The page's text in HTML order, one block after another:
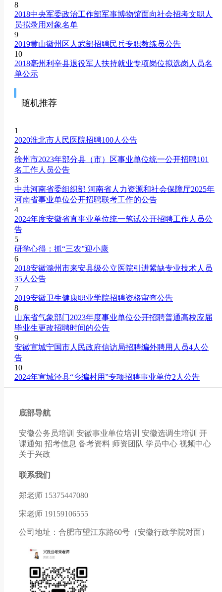
8
2018中央军委政治工作部军事博物馆面向社会招考文职人
员拟录用对象名单
9
2019黄山徽州区人武部招聘民兵专职教练员公告
10
2018亳州利辛县退役军人扶持就业专项岗位拟选岗人员名
单公示
随机推荐
1
2020淮北市人民医院招聘100人公告
2
徐州市2023年部分县（市）区事业单位统一公开招聘101
名工作人员公告
3
中共河南省委组织部 河南省人力资源和社会保障厅2025年
河南省事业单位公开招聘联考工作的公告
4
2024年度安徽省直事业单位统一笔试公开招聘工作人员公
告
5
研学心得：抓“三农”迎小康
6
2018安徽滁州市来安县级公立医院引进紧缺专业技术人员
35人公告
7
2019安徽卫生健康职业学院招聘资格审查公告
8
山东省气象部门2023年度事业单位公开招聘普通高校应届
毕业生更改招聘时间的公告
9
安徽宣城宁国市人民政府信访局招聘编外聘用人员4人公
告
10
2024年宣城泾县“乡编村用”专项招聘事业单位2人公告
底部导航
安徽公务员培训 安徽事业单位培训 安徽选调生培训 开
课通知 招考信息 备考资料 师资团队 学员中心 视频中心
关于兴政
联系我们
郑老师 15375447080
宋老师 19159106555
公司地址：合肥市望江东路60号（安徽行政学院对面）